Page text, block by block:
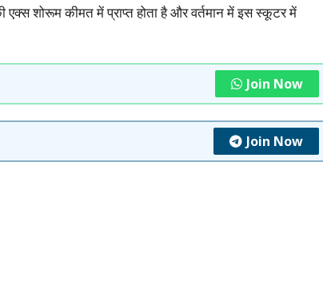
शोरूम कीमत में प्राप्त होता है और वर्तमान में इस स्कूटर में
Join Now
Join Now